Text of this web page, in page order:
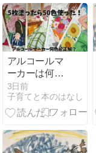
アルコールマ
ーカーは何色
必要？5枚塗
ってわかった
おすすめの色
3日前
子育てと本のはなし